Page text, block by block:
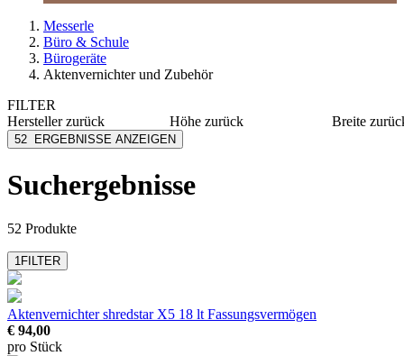
Messerle
Büro & Schule
Bürogeräte
Aktenvernichter und Zubehör
FILTER
Herstellerzurück
Dahle
MESSERLE
Rexel
Höhe zurück
mehr anzeigen
Breite
52 ERGEBNISSE ANZEIGEN
Suchergebnisse
52 Produkte
1FILTER
Aktenvernichter shredstar X5 18 lt Fassungsvermögen
€ 94,00
pro Stück